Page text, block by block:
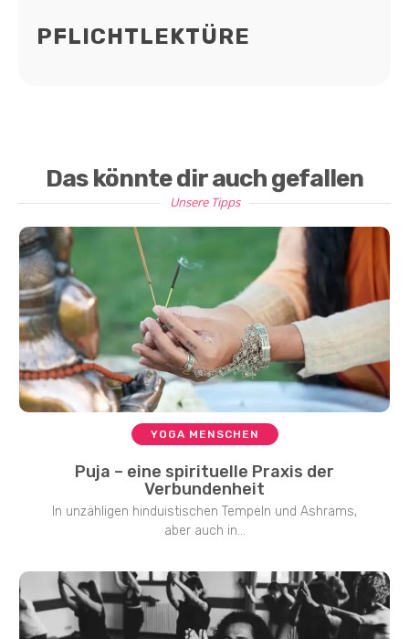
PFLICHTLEKTÜRE
Das könnte dir auch gefallen
Unsere Tipps
YOGA MENSCHEN
Puja – eine spirituelle Praxis der
Verbundenheit
In unzähligen hinduistischen Tempeln und Ashrams,
aber auch in...